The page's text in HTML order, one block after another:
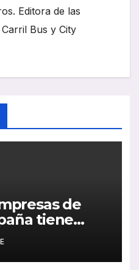
Editora de las
Bus y City
de
tiene
para